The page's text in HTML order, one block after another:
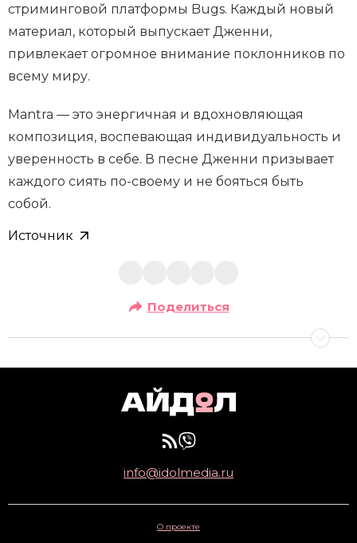
стриминговой платформы Bugs. Каждый новый
материал, который выпускает Дженни,
привлекает огромное внимание поклонников по
всему миру.
Mantra — это энергичная и вдохновляющая
композиция, воспевающая индивидуальность и
уверенность в себе. В песне Дженни призывает
каждого сиять по-своему и не бояться быть
собой.
Источник
Поделиться
info@idolmedia.ru
О проекте